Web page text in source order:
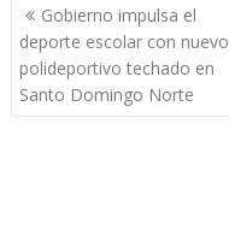
Navegación
de
entradas
Gobierno impulsa el
deporte escolar con nuevo
polideportivo techado en
Santo Domingo Norte